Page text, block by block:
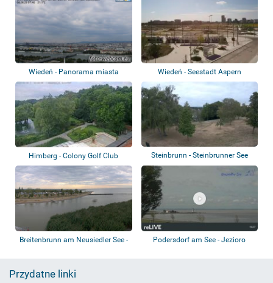
Wiedeń - Panorama miasta Wiedeń - Seestadt Aspern
Himberg - Colony Golf Club Steinbrunn - Steinbrunner See
Breitenbrunn am Neusiedler See -
Podersdorf am See - Jezioro
Przydatne linki